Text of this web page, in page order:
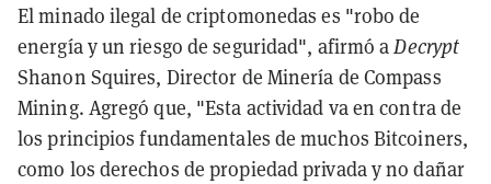
El minado ilegal de criptomonedas es "robo de
energía y un riesgo de seguridad", afirmó aDecrypt
Shanon Squires, Director de Minería de Compass
Mining. Agregó que, "Esta actividad va en contra de
los principios fundamentales de muchos Bitcoiners,
como los derechos de propiedad privada y no dañar